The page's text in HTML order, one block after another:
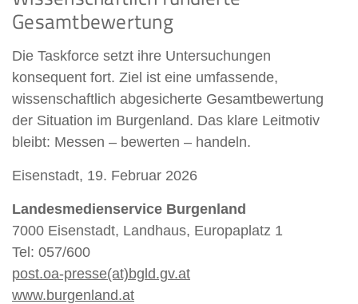
Gesamtbewertung
Die Taskforce setzt ihre Untersuchungen
konsequent fort. Ziel ist eine umfassende,
wissenschaftlich abgesicherte Gesamtbewertung
der Situation im Burgenland. Das klare Leitmotiv
bleibt: Messen – bewerten – handeln.
Eisenstadt, 19. Februar 2026
Landesmedienservice Burgenland
7000 Eisenstadt, Landhaus, Europaplatz 1
Tel: 057/600
post.oa-presse(at)bgld.gv.at
www.burgenland.at